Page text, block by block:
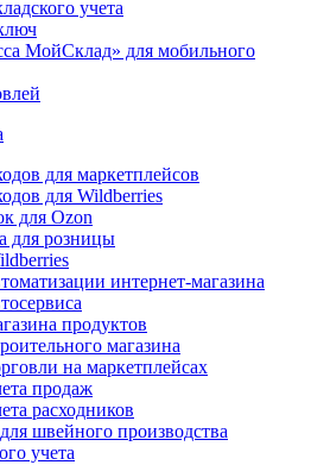
учета
МойСклад» для мобильного
для маркетплейсов
для Wildberries
для Ozon
для розницы
интернет-магазина
продуктов
магазина
на маркетплейсах
продаж
расходников
швейного производства
учета